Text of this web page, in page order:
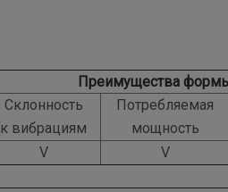
Преимущества
Склонность
к вибрациям
Потребляемая
мощность
V V